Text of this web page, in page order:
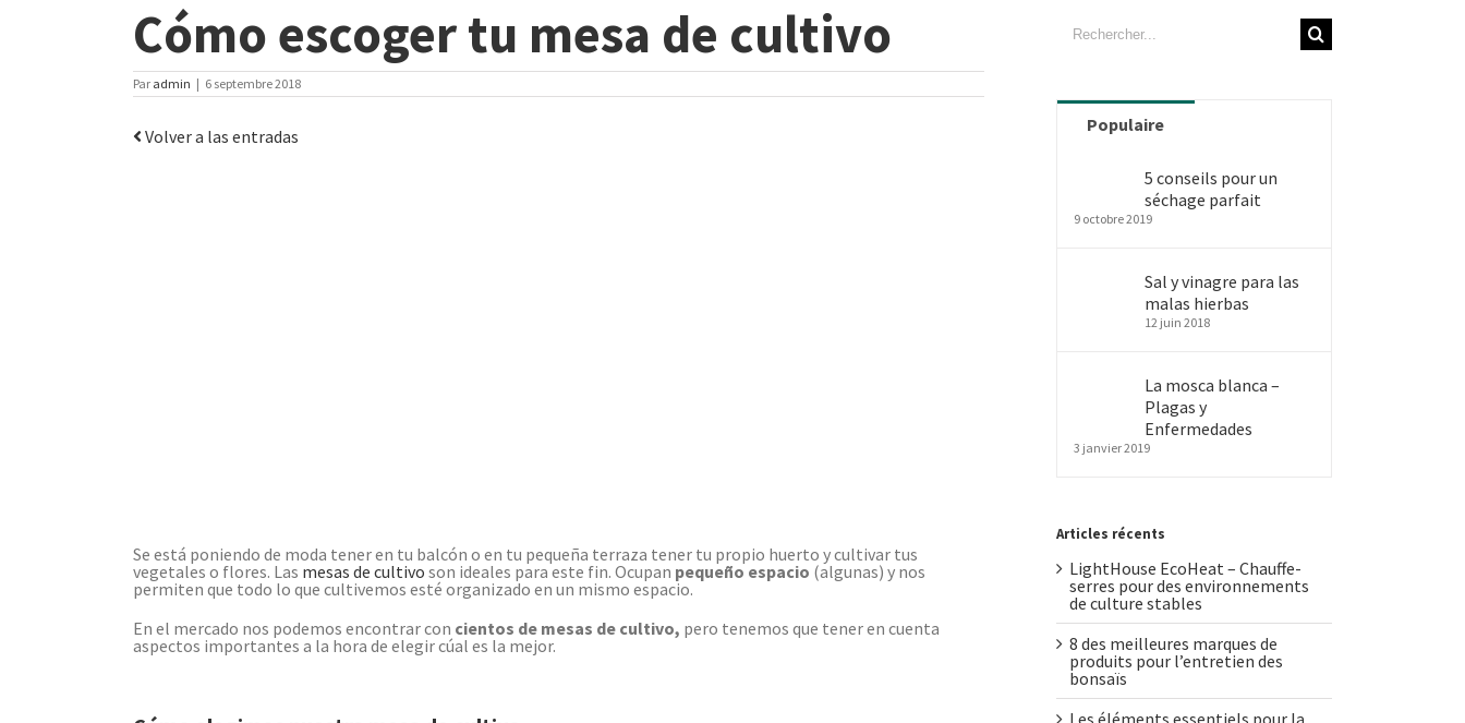
Cómo escoger tu mesa de cultivo
Par admin | 6 septembre 2018
Volver a las entradas
Se está poniendo de moda tener en tu balcón o en tu pequeña terraza tener tu propio huerto y cultivar tus
vegetales o flores. Las mesas de cultivo son ideales para este fin. Ocupan pequeño espacio (algunas) y nos
permiten que todo lo que cultivemos esté organizado en un mismo espacio.
En el mercado nos podemos encontrar con cientos de mesas de cultivo, pero tenemos que tener en cuenta
aspectos importantes a la hora de elegir cúal es la mejor.
Rechercher
Populaire
5 conseils pour un
séchage parfait
9 octobre 2019
Sal y vinagre para las
malas hierbas
12 juin 2018
La mosca blanca –
Plagas y
Enfermedades
3 janvier 2019
Articles récents
LightHouse EcoHeat – Chauffe-
serres pour des environnements
de culture stables
8 des meilleures marques de
produits pour l’entretien des
bonsaïs